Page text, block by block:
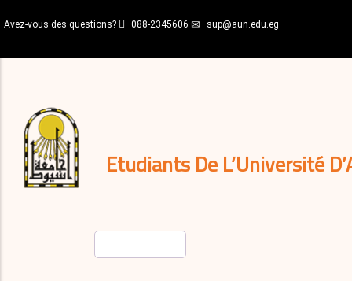
au
principal
Avez-vous des questions? 088-2345606 sup@aun.edu.eg
Etudiants De L’Université
décisions
Expatriés
Journal